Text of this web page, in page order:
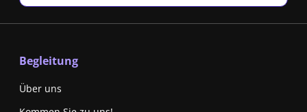
Begleitung
Über uns